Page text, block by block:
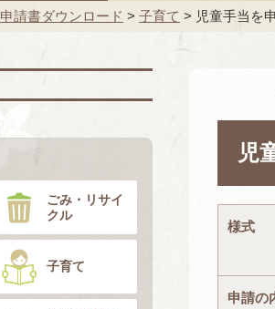
申請書ダウンロード > 子育て > 児童手当を
ごみ・リサイ
クル
子育て
児
様式
申請の